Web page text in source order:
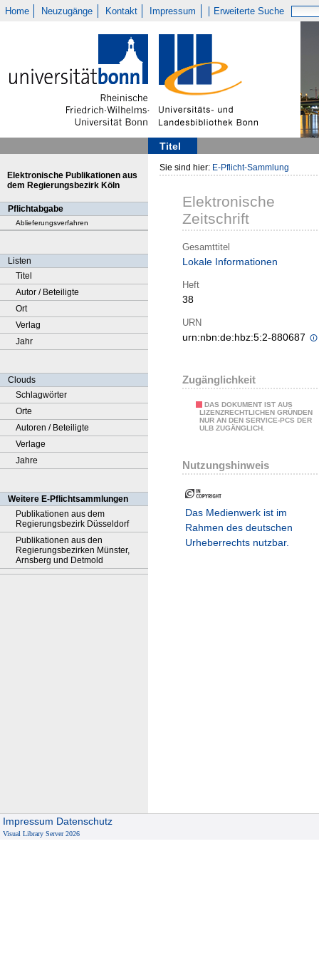
Home Neuzugänge Kontakt Impressum Erweiterte Suche
Titel
Elektronische Publikationen aus
dem Regierungsbezirk Köln
Pflichtabgabe
Ablieferungsverfahren
Listen
Titel
Autor / Beteiligte
Ort
Verlag
Jahr
Clouds
Schlagwörter
Orte
Autoren / Beteiligte
Verlage
Jahre
Weitere E-Pflichtsammlungen
Publikationen aus dem
Regierungsbezirk Düsseldorf
Publikationen aus den
Regierungsbezirken Münster,
Arnsberg und Detmold
Sie sind hier: E-Pflicht-Sammlung
Elektronische
Zeitschrift
Gesamttitel
Lokale Informationen
Heft
38
URN
urn:nbn:de:hbz:5:2-880687
Zugänglichkeit
DAS DOKUMENT IST AUS
LIZENZRECHTLICHEN GRÜNDEN
NUR AN DEN SERVICE-PCS DER
ULB ZUGÄNGLICH.
Nutzungshinweis
Das Medienwerk ist im
Rahmen des deutschen
Urheberrechts nutzbar.
Impressum Datenschutz
Visual Library Server 2026